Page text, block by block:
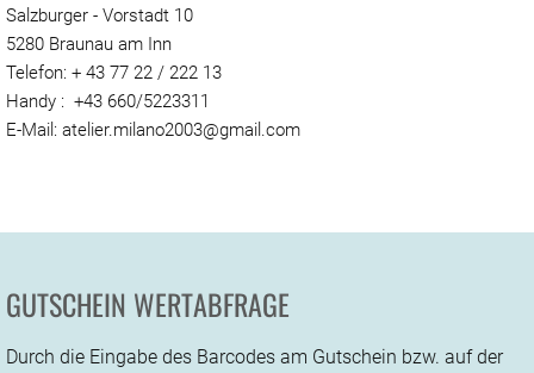
Salzburger - Vorstadt 10
5280 Braunau am Inn
Telefon: + 43 77 22 / 222 13
Handy : +43 660/5223311
E-Mail: atelier.milano2003@gmail.com
GUTSCHEIN WERTABFRAGE
Durch die Eingabe des Barcodes am Gutschein bzw. auf der